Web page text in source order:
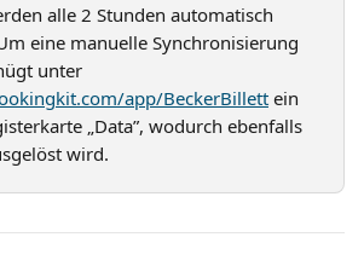
alle 2 Stunden automatisch
eine manuelle Synchronisierung
unter
app/BeckerBillett ein
„Data”, wodurch ebenfalls
wird.